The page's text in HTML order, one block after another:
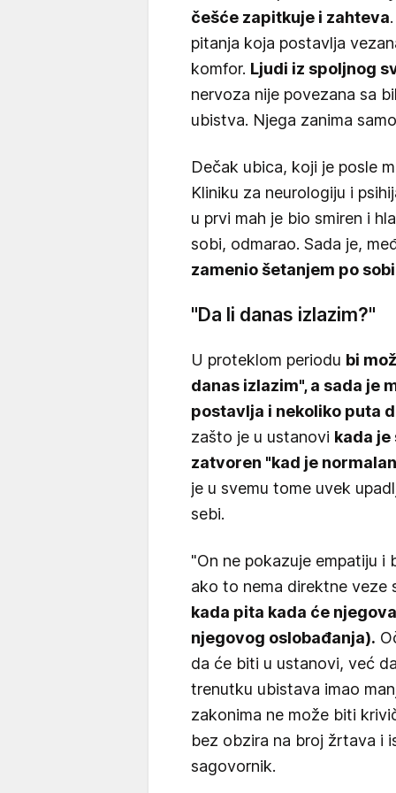
češće zapitkuje i zahteva
pitanja koja postavlja
komfor. Ljudi iz spoljnog
nervoza nije povezana sa
ubistva. Njega zanima
Dečak ubica, koji je posle
Kliniku za neurologiju i
u prvi mah je bio smiren i
sobi, odmarao. Sada je,
zamenio šetanjem po
"Da li danas izlazim?"
U proteklom periodu bi
danas izlazim", a sada je
postavlja i nekoliko puta
zašto je u ustanovi kada je
zatvoren "kad je
je u svemu tome uvek
sebi.
"On ne pokazuje empatiju i
ako to nema direktne veze
kada pita kada će
njegovog oslobađanja).
da će biti u ustanovi, već
trenutku ubistava imao
zakonima ne može biti
bez obzira na broj žrtava i
sagovornik.